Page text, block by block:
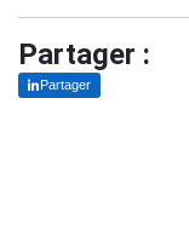
Partager :
Partager